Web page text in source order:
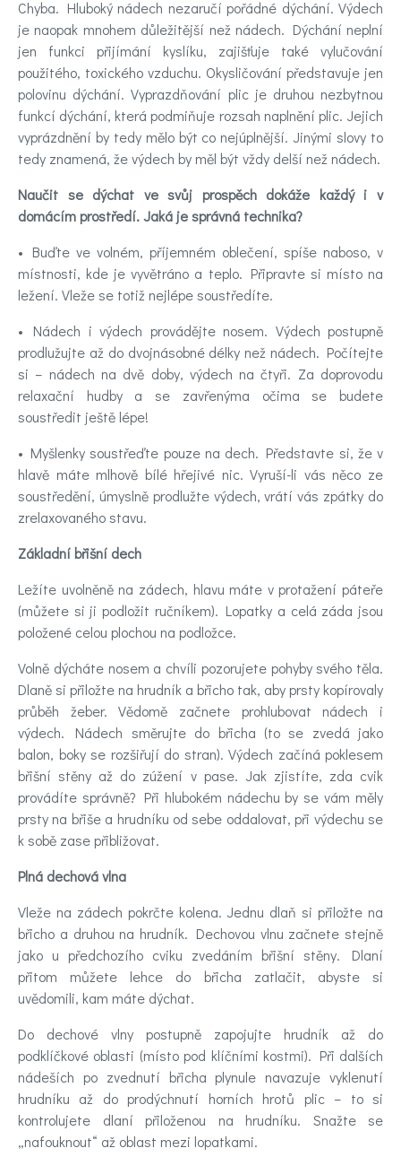
Chyba. Hluboký nádech nezaručí pořádné dýchání. Výdech
je naopak mnohem důležitější než nádech. Dýchání neplní
jen funkci přijímání kyslíku, zajišťuje také vylučování
použitého, toxického vzduchu. Okysličování představuje jen
polovinu dýchání. Vyprazdňování plic je druhou nezbytnou
funkcí dýchání, která podmiňuje rozsah naplnění plic. Jejich
vyprázdnění by tedy mělo být co nejúplnější. Jinými slovy to
tedy znamená, že výdech by měl být vždy delší než nádech.
Naučit se dýchat ve svůj prospěch dokáže každý i v
domácím prostředí. Jaká je správná technika?
• Buďte ve volném, příjemném oblečení, spíše naboso, v
místnosti, kde je vyvětráno a teplo. Připravte si místo na
ležení. Vleže se totiž nejlépe soustředíte.
• Nádech i výdech provádějte nosem. Výdech postupně
prodlužujte až do dvojnásobné délky než nádech. Počítejte
si – nádech na dvě doby, výdech na čtyři. Za doprovodu
relaxační hudby a se zavřenýma očima se budete
soustředit ještě lépe!
• Myšlenky soustřeďte pouze na dech. Představte si, že v
hlavě máte mlhově bílé hřejivé nic. Vyruší-li vás něco ze
soustředění, úmyslně prodlužte výdech, vrátí vás zpátky do
zrelaxovaného stavu.
Základní břišní dech
Ležíte uvolněně na zádech, hlavu máte v protažení páteře
(můžete si ji podložit ručníkem). Lopatky a celá záda jsou
položené celou plochou na podložce.
Volně dýcháte nosem a chvíli pozorujete pohyby svého těla.
Dlaně si přiložte na hrudník a břicho tak, aby prsty kopírovaly
průběh žeber. Vědomě začnete prohlubovat nádech i
výdech. Nádech směrujte do břicha (to se zvedá jako
balon, boky se rozšiřují do stran). Výdech začíná poklesem
břišní stěny až do zúžení v pase. Jak zjistíte, zda cvik
provádíte správně? Při hlubokém nádechu by se vám měly
prsty na břiše a hrudníku od sebe oddalovat, při výdechu se
k sobě zase přibližovat.
Plná dechová vlna
Vleže na zádech pokrčte kolena. Jednu dlaň si přiložte na
břicho a druhou na hrudník. Dechovou vlnu začnete stejně
jako u předchozího cviku zvedáním břišní stěny. Dlaní
přitom můžete lehce do břicha zatlačit, abyste si
uvědomili, kam máte dýchat.
Do dechové vlny postupně zapojujte hrudník až do
podklíčkové oblasti (místo pod klíčními kostmi). Při dalších
nádeších po zvednutí břicha plynule navazuje vyklenutí
hrudníku až do prodýchnutí horních hrotů plic – to si
kontrolujete dlaní přiloženou na hrudníku. Snažte se
„nafouknout“ až oblast mezi lopatkami.